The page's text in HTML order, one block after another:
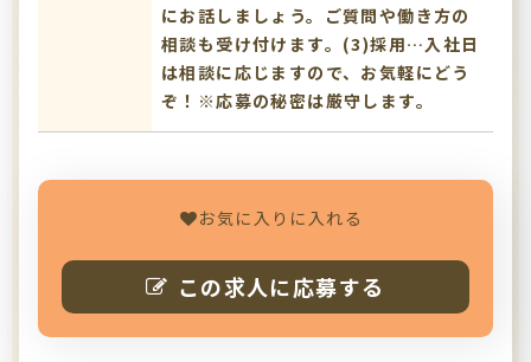
にお話しましょう。ご質問や働き方の
相談も受け付けます。(3)採用…入社日
は相談に応じますので、お気軽にどう
ぞ！※応募の秘密は厳守します。
お気に入りに入れる
この求人に応募する